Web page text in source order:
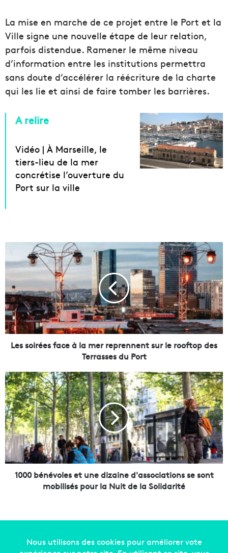
La mise en marche de ce projet entre le Port et la
Ville signe une nouvelle étape de leur relation,
parfois distendue. Ramener le même niveau
d’information entre les institutions permettra
sans doute d’accélérer la réécriture de la charte
qui les lie et ainsi de faire tomber les barrières.
A relire
Vidéo | À Marseille, le
tiers-lieu de la mer
concrétise l’ouverture du
Port sur la ville
e
s
s
o
i
r
é
e
c
e
à
l
a
m
e
r
r
Les soirées face à la mer reprennent sur le rooftop des
Terrasses du Port
1
0
0
0
b
é
n
é
v
1000 bénévoles et une dizaine d'associations se sont
mobilisés pour la Nuit de la Solidarité
Copyright © 2014-2022Made in Marseille. Tous droits